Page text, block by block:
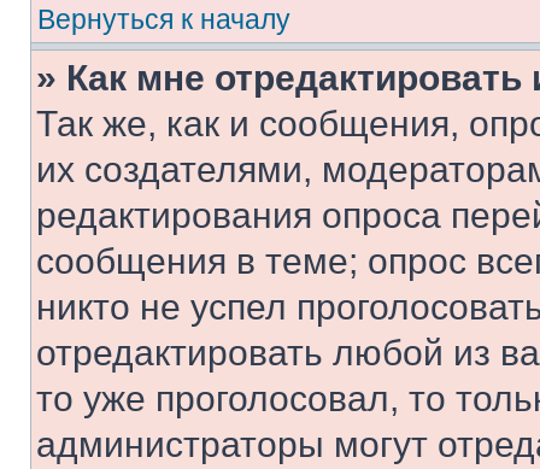
Вернуться к началу
» Как мне
Так же, как и сообщения,
их создателями,
редактирования опроса
сообщения в теме; опрос
никто не успел
отредактировать любой из
то уже проголосовал, то
администраторы могут